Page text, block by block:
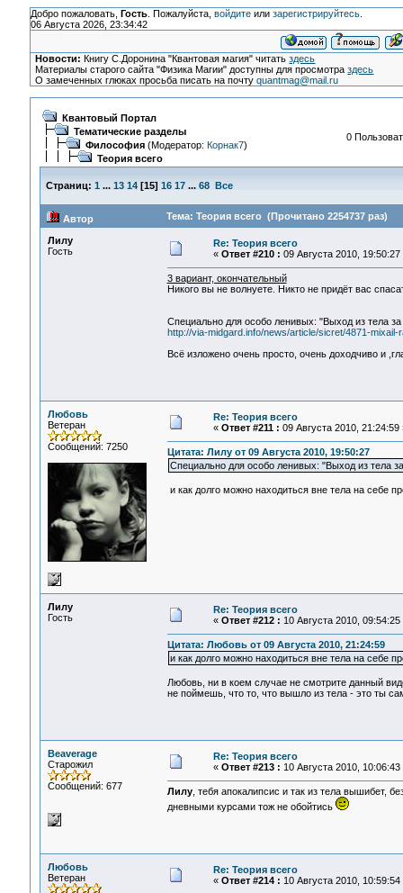
Добро пожаловать, Гость. Пожалуйста, войдитеили зарегистрируйтесь.
06 Августа 2026, 23:34:42
Новости: Книгу С.Доронина "Квантовая магия" читатьздесь
Материалы старого сайта "Физика Магии" доступны для просмотраздесь
О замеченных глюках просьба писать на почтуquantmag@mail.ru
Квантовый Портал
Тематические разделы
Философия(Модератор: Корнак7)
Теория всего
0
Страниц: 1 ... 13 14[15] 16 17 ... 68 Все
Автор Тема: Теория всего (Прочитано 2254737 раз)
Лилу
Гость
Re: Теория всего
« Ответ #210 : 09 Августа 2010, 19:50:27
3 вариант, окончательный
Никого вы не волнуете. Никто не придёт вас
Специально для особо ленивых: "Выход из тела за
http://via-midgard.info/news/article/sicret/4871-
Всё изложено очень просто, очень доходчиво и
Любовь
Ветеран
Сообщений: 7250
Re: Теория всего
« Ответ #211 : 09 Августа 2010, 21:24:59
Цитата: Лилу от 09 Августа 2010, 19:50:27
Специально для особо ленивых: "Выход из тела
и как долго можно находиться вне тела на себе
Лилу
Гость
Re: Теория всего
« Ответ #212 : 10 Августа 2010, 09:54:25
Цитата: Любовь от 09 Августа 2010, 21:24:59
и как долго можно находиться вне тела на себе
Любовь, ни в коем случае не смотрите данный
не поймешь, что то, что вышло из тела - это ты
Beaverage
Старожил
Сообщений: 677
Re: Теория всего
« Ответ #213 : 10 Августа 2010, 10:06:43
Лилу, тебя апокалипсис и так из тела вышибет,
дневными курсами тож не обойтись
Любовь
Ветеран
Re: Теория всего
« Ответ #214 : 10 Августа 2010, 10:59:54